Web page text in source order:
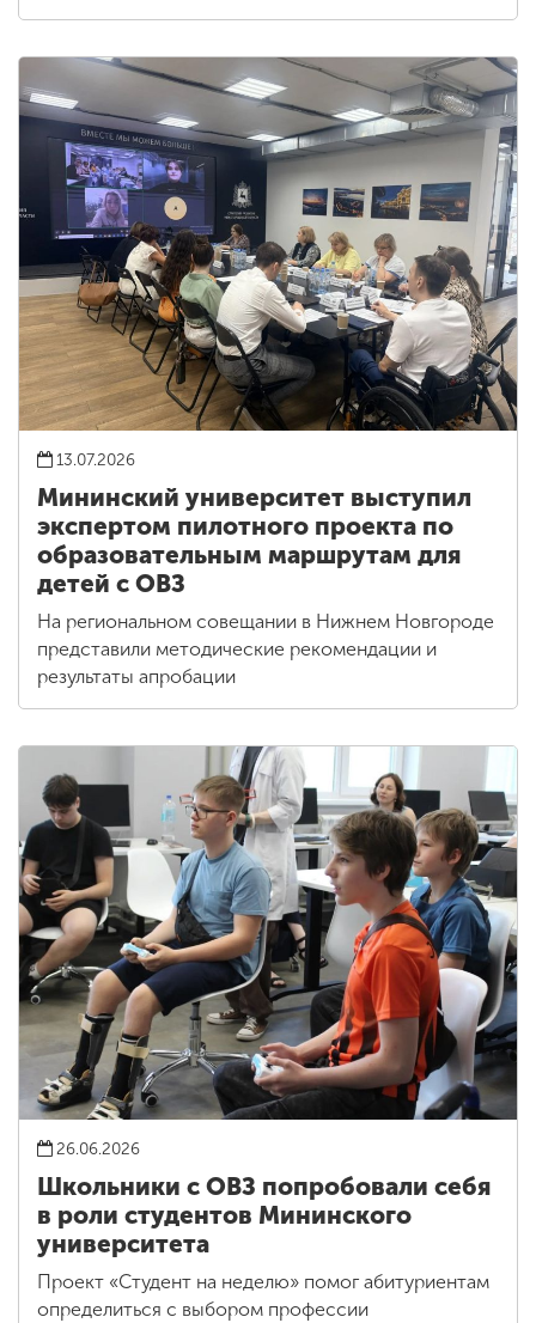
13.07.2026
Мининский университет выступил
экспертом пилотного проекта по
образовательным маршрутам для
детей с ОВЗ
На региональном совещании в Нижнем Новгороде
представили методические рекомендации и
результаты апробации
26.06.2026
Школьники с ОВЗ попробовали себя
в роли студентов Мининского
университета
Проект «Студент на неделю» помог абитуриентам
определиться с выбором профессии